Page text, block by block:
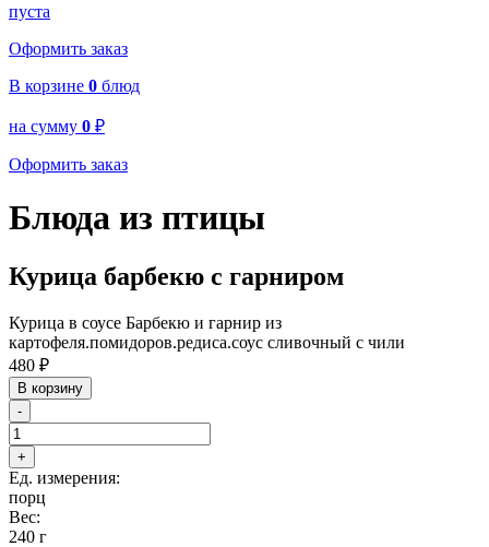
пуста
Оформить заказ
В корзине 0 блюд
на сумму 0 ₽
Оформить заказ
Блюда из птицы
Курица барбекю с гарниром
Курица в соусе Барбекю и гарнир из
картофеля.помидоров.редиса.соус сливочный с чили
480 ₽
В корзину
-
+
Ед. измерения:
порц
Вес:
240 г